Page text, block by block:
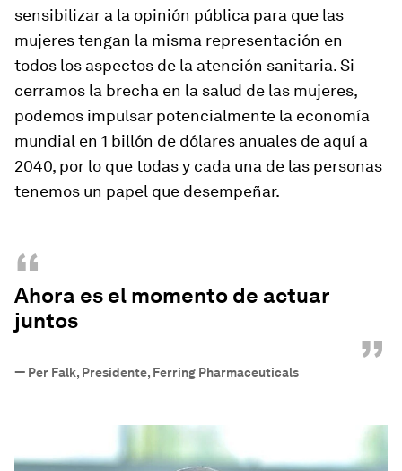
sensibilizar a la opinión pública para que las
mujeres tengan la misma representación en
todos los aspectos de la atención sanitaria. Si
cerramos la brecha en la salud de las mujeres,
podemos impulsar potencialmente la economía
mundial en 1 billón de dólares anuales de aquí a
2040, por lo que todas y cada una de las personas
tenemos un papel que desempeñar.
“
Ahora es el momento de actuar
juntos
”
— Per Falk, Presidente, Ferring Pharmaceuticals